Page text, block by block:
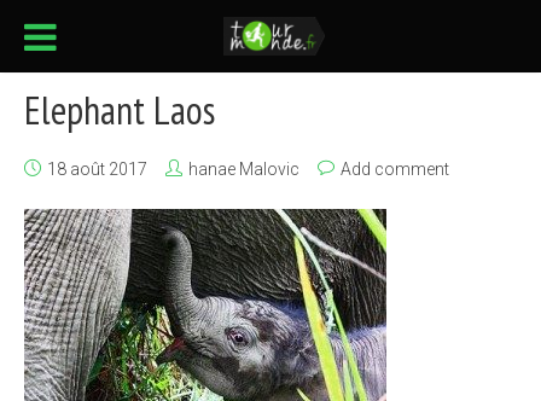
Elephant Laos
18 août 2017 hanae Malovic Add comment